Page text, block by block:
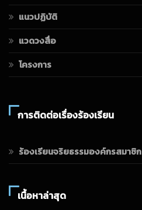
แนวปฏิบัติ
แวดวงสื่อ
โครงการ
การติดต่อเรื่องร้องเรียน
ร้องเรียนจริยธรรมองค์กรสมาชิก
เนื้อหาล่าสุด